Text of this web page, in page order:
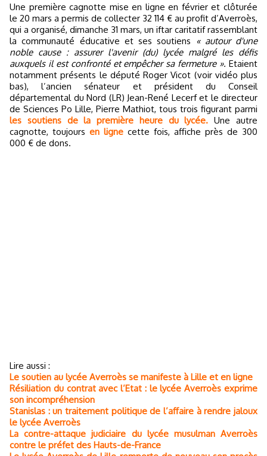
Une première cagnotte mise en ligne en février et clôturée
le 20 mars a permis de collecter 32 114 € au profit d’Averroès,
qui a organisé, dimanche 31 mars, un iftar caritatif rassemblant
la communauté éducative et ses soutiens
« autour d'une
noble cause : assurer l'avenir (du) lycée malgré les défis
auxquels il est confronté et empêcher sa fermeture ». Etaient
notamment présents le député Roger Vicot (voir vidéo plus
bas), l’ancien sénateur et président du Conseil
départemental du Nord (LR) Jean-René Lecerf et le directeur
de Sciences Po Lille, Pierre Mathiot, tous trois figurant parmi
les soutiens de la première heure du lycée. Une autre
cagnotte, toujours en ligne cette fois, affiche près de 300
000 € de dons.
Lire aussi :
Le soutien au lycée Averroès se manifeste à Lille et en ligne
Résiliation du contrat avec l’Etat : le lycée Averroès exprime
son incompréhension
Stanislas : un traitement politique de l’affaire à rendre jaloux
le lycée Averroès
La contre-attaque judiciaire du lycée musulman Averroès
contre le préfet des Hauts-de-France